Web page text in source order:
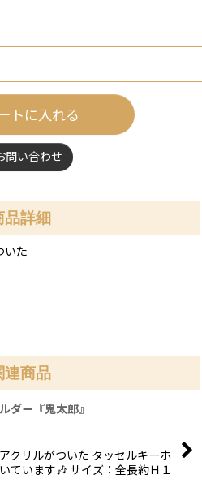
トに入れる
問い合わせ
品詳細
いた
連商品
ダー『鬼太郎』
クリルがついた タッセルキーホ
ています🎶 サイズ：全長約Ｈ１